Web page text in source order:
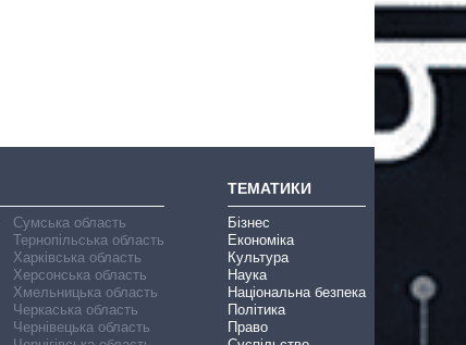
Сумська область
Тернопільська область
Харківська область
Херсонська область
Хмельницька область
Черкаська область
Чернівецька область
ТЕМАТИКИ
Бізнес
Економіка
Культура
Наука
Національна безпека
Політика
Право